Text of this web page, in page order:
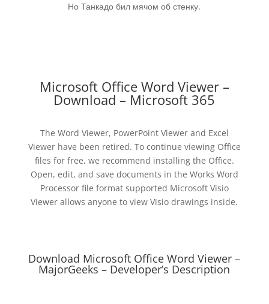
Но Танкадо бил мячом об стенку.
Microsoft Office Word Viewer –
Download – Microsoft 365
The Word Viewer, PowerPoint Viewer and Excel
Viewer have been retired. To continue viewing Office
files for free, we recommend installing the Office.
Open, edit, and save documents in the Works Word
Processor file format supported Microsoft Visio
Viewer allows anyone to view Visio drawings inside.
Download Microsoft Office Word Viewer –
MajorGeeks – Developer’s Description